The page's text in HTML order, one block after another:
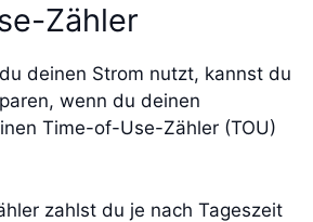
Zähler
deinen Strom nutzt, kannst du
wenn du deinen
Time-of-Use-Zähler (TOU)
zahlst du je nach Tageszeit